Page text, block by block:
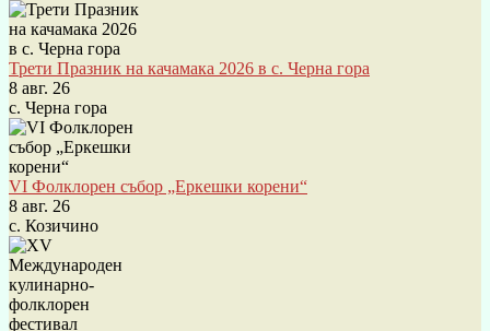
Трети Празник на качамака 2026 в с. Черна гора
8 авг. 26
с. Черна гора
VI Фолклорен събор „Еркешки корени“
8 авг. 26
с. Козичино